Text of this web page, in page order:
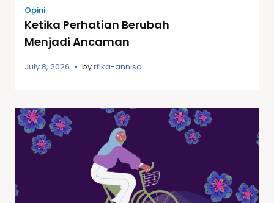
Opini
Ketika Perhatian Berubah
Menjadi Ancaman
July 8, 2026 byrfika-annisa